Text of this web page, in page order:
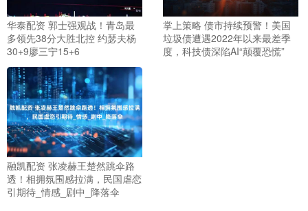
华泰配资 郭士强观战！青岛最
多领先38分大胜北控 约瑟夫杨
30+9廖三宁15+6
掌上策略 债市持续预警！美国
垃圾债遭遇2022年以来最差季
度，科技债深陷AI“颠覆恐慌”
融凯配资 张凌赫王楚然跳伞路
透！相拥氛围感拉满，民国虐恋
引期待_情感_剧中_降落伞